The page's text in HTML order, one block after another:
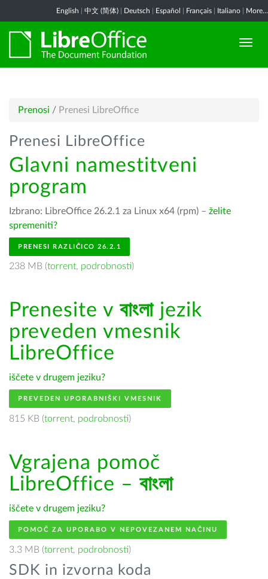
English 中文 (简体) Deutsch Español Français Italiano More...
Prenosi / Prenesi LibreOffice
Prenesi LibreOffice
Glavni namestitveni
program
Izbrano: LibreOffice 26.2.1 za Linux x64 (rpm) – želite
spremeniti?
PRENESI RAZLIČICO 26.2.1
238 MB (torrent, podrobnosti)
Prenesite v বাংলা jezik
preveden vmesnik
LibreOffice
iščete v drugem jeziku?
PREVEDEN UPORABNIŠKI VMESNIK
815 KB (torrent, podrobnosti)
Vgrajena pomoč
LibreOffice – বাংলা
iščete v drugem jeziku?
POMOČ ZA UPORABO V NEPOVEZANEM NAČINU
3.3 MB (torrent, podrobnosti)
SDK in izvorna koda